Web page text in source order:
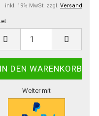
inkl. 19% MwSt. zzgl. Versand
Weiter mit